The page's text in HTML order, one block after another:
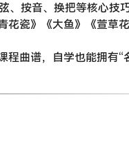
、按音、换把等核心技巧
花瓷》《大鱼》《萱草
曲谱，自学也能拥有“